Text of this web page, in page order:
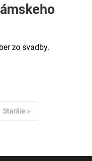
zo svadby.
Staršie »